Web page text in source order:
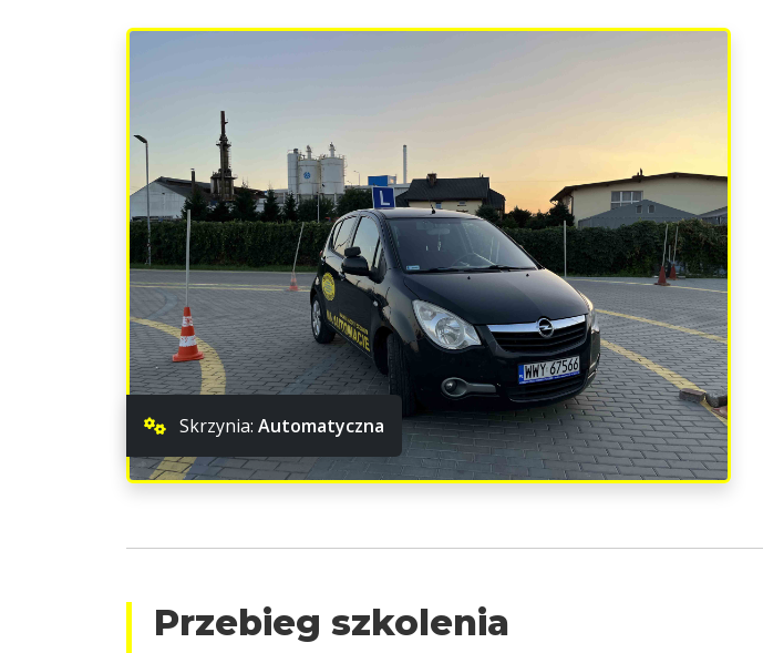
Skrzynia: Automatyczna
Przebieg szkolenia